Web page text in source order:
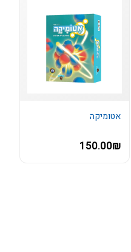
אטומיקה
150.00₪